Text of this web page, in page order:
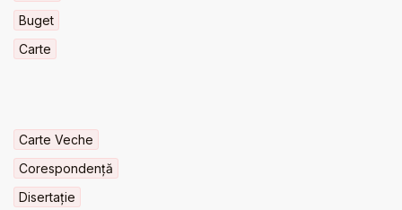
Buget
Carte
Carte Veche
Corespondență
Disertație